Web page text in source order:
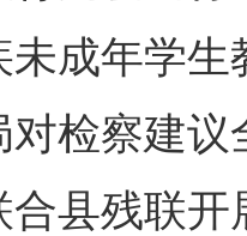
成年学
对检察建
合县残联